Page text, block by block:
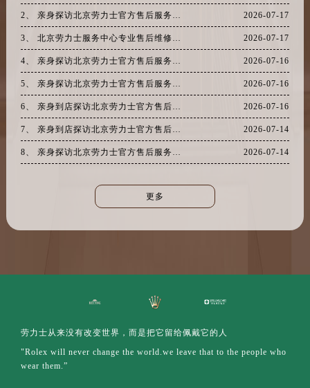
2026-07-17
2026-07-17
2026-07-16
2026-07-16
2026-07-16
2026-07-14
2026-07-14
更多
劳力士从来没有改变世界，而是把它留给佩戴它的人
"Rolex will never change the world.we leave that to the people who
wear them.”